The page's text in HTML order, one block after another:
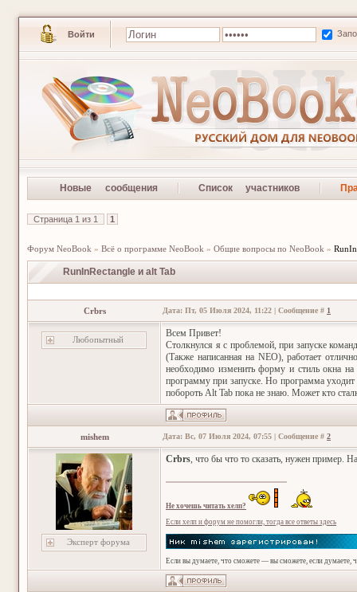
Войти
Новые сообщения Список участников
Страница 1 из 1 1
Форум NeoBook » Всё о программе NeoBook » Общие вопросы по NeoBook »
RunInRectangle и alt Tab
Crbrs Дата: Пт, 05 Июля 2024, 11:22 | Сообщение # 1
Любопытный
Всем Привет!
Столкнулся я с проблемой, при запуске
(Также написанная на NEO), работает
необходимо изменить форму и стиль окна
программу при запуске. Но программа
побороть Alt Tab пока не знаю. Может кто
mishem Дата: Вс, 07 Июля 2024, 07:55 | Сообщение # 2
Эксперт форума
Crbrs, что бы что то сказать, нужен пример.
Не хочешь читать хелп?
Если хелп и форум не помогли, тогда все ответы здесь
Если вы думаете, что сможете — вы сможете, если думаете,